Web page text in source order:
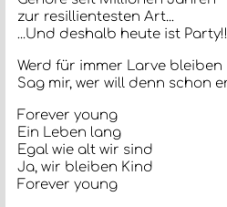
zur resillientesten Art...
...Und deshalb heute ist
Werd für immer Larve bleiben
Sag mir, wer will denn schon
Forever young
Ein Leben lang
Egal wie alt wir sind
Ja, wir bleiben Kind
Forever young